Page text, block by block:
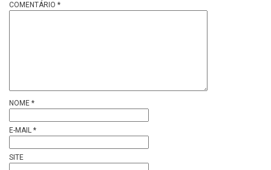
COMENTÁRIO *
NOME *
E-MAIL *
SITE